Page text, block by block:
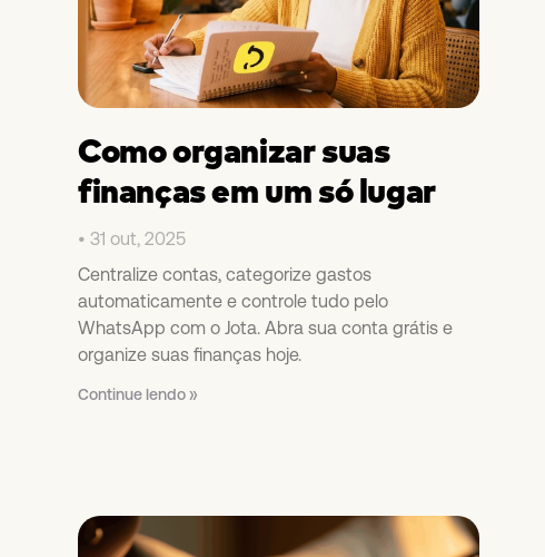
Como organizar suas
finanças em um só lugar
31 out, 2025
Centralize contas, categorize gastos
automaticamente e controle tudo pelo
WhatsApp com o Jota. Abra sua conta grátis e
organize suas finanças hoje.
Continue lendo »